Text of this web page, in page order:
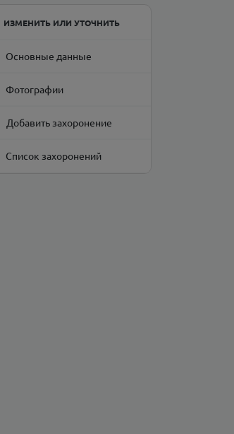
ИЗМЕНИТЬ ИЛИ УТОЧНИТЬ
Основные данные
Фотографии
Добавить захоронение
Список захоронений